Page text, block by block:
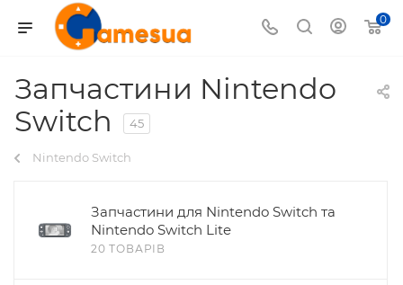
0
Запчастини Nintendo
Switch
45
Nintendo Switch
Запчастини для Nintendo Switch та
Nintendo Switch Lite
20 ТОВАРІВ